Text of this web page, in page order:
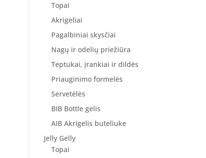
Topai
Akrigeliai
Pagalbiniai skysčiai
Nagų ir odelių priežiūra
Teptukai, įrankiai ir dildės
Priauginimo formelės
Servetėlės
BIB Bottle gelis
AIB Akrigelis buteliuke
Jelly Gelly
Topai